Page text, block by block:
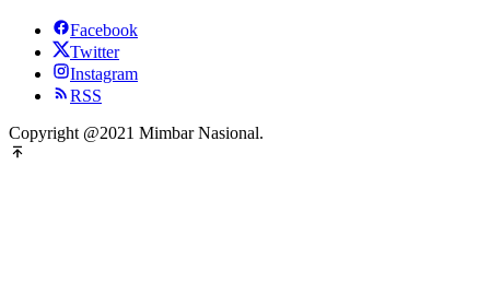
Facebook
Twitter
Instagram
RSS
Copyright @2021 Mimbar Nasional.